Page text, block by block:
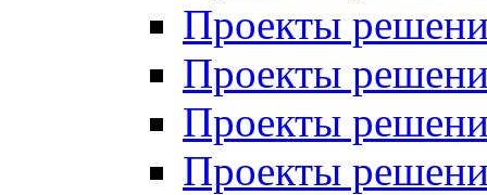
Проекты
Проекты
Проекты
Проекты